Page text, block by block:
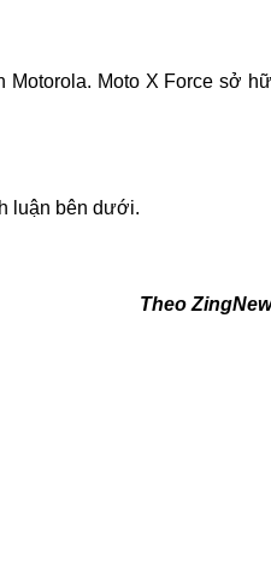
Moto X Force sở
luận bên dưới.
Theo